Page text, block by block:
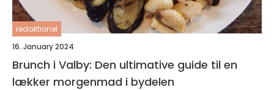
redaktionel
16. January 2024
Brunch i Valby: Den ultimative guide til en
lækker morgenmad i bydelen